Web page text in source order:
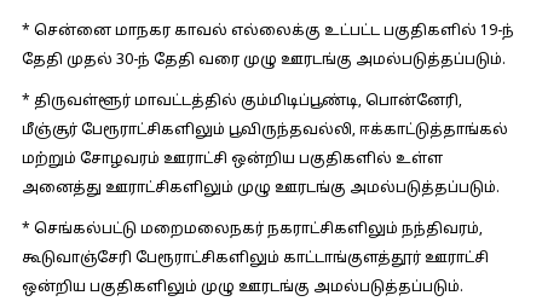
* சென்னை மாநகர காவல் எல்லைக்கு உட்பட்ட பகுதிகளில் 19-ந்
தேதி முதல் 30-ந் தேதி வரை முழு ஊரடங்கு அமல்படுத்தப்படும்.
* திருவள்ளூர் மாவட்டத்தில் கும்மிடிப்பூண்டி, பொன்னேரி,
மீஞ்சூர் பேரூராட்சிகளிலும் பூவிருந்தவல்லி, ஈக்காட்டுத்தாங்கல்
மற்றும் சோழவரம் ஊராட்சி ஒன்றிய பகுதிகளில் உள்ள
அனைத்து ஊராட்சிகளிலும் முழு ஊரடங்கு அமல்படுத்தப்படும்.
* செங்கல்பட்டு மறைமலைநகர் நகராட்சிகளிலும் நந்திவரம்,
கூடுவாஞ்சேரி பேரூராட்சிகளிலும் காட்டாங்குளத்தூர் ஊராட்சி
ஒன்றிய பகுதிகளிலும் முழு ஊரடங்கு அமல்படுத்தப்படும்.